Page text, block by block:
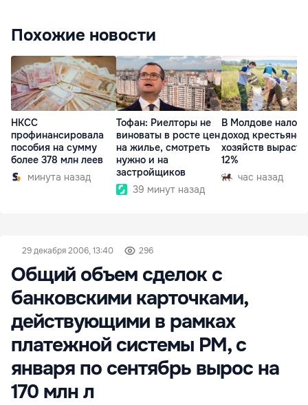
Похожие новости
НКСС
профинансировала
пособия на сумму
более 378 млн леев
минута назад
Тофан: Риелторы не
виноваты в росте цен
на жилье, смотреть
нужно и на
застройщиков
39 минут назад
В Молдове налог
доход
хозяйств
12%
час назад
29 декабря 2006, 13:40 296
Общий объем сделок с
банковскими карточками,
действующими в рамках
платежной системы РМ, с
января по сентябрь вырос на
170 млн л